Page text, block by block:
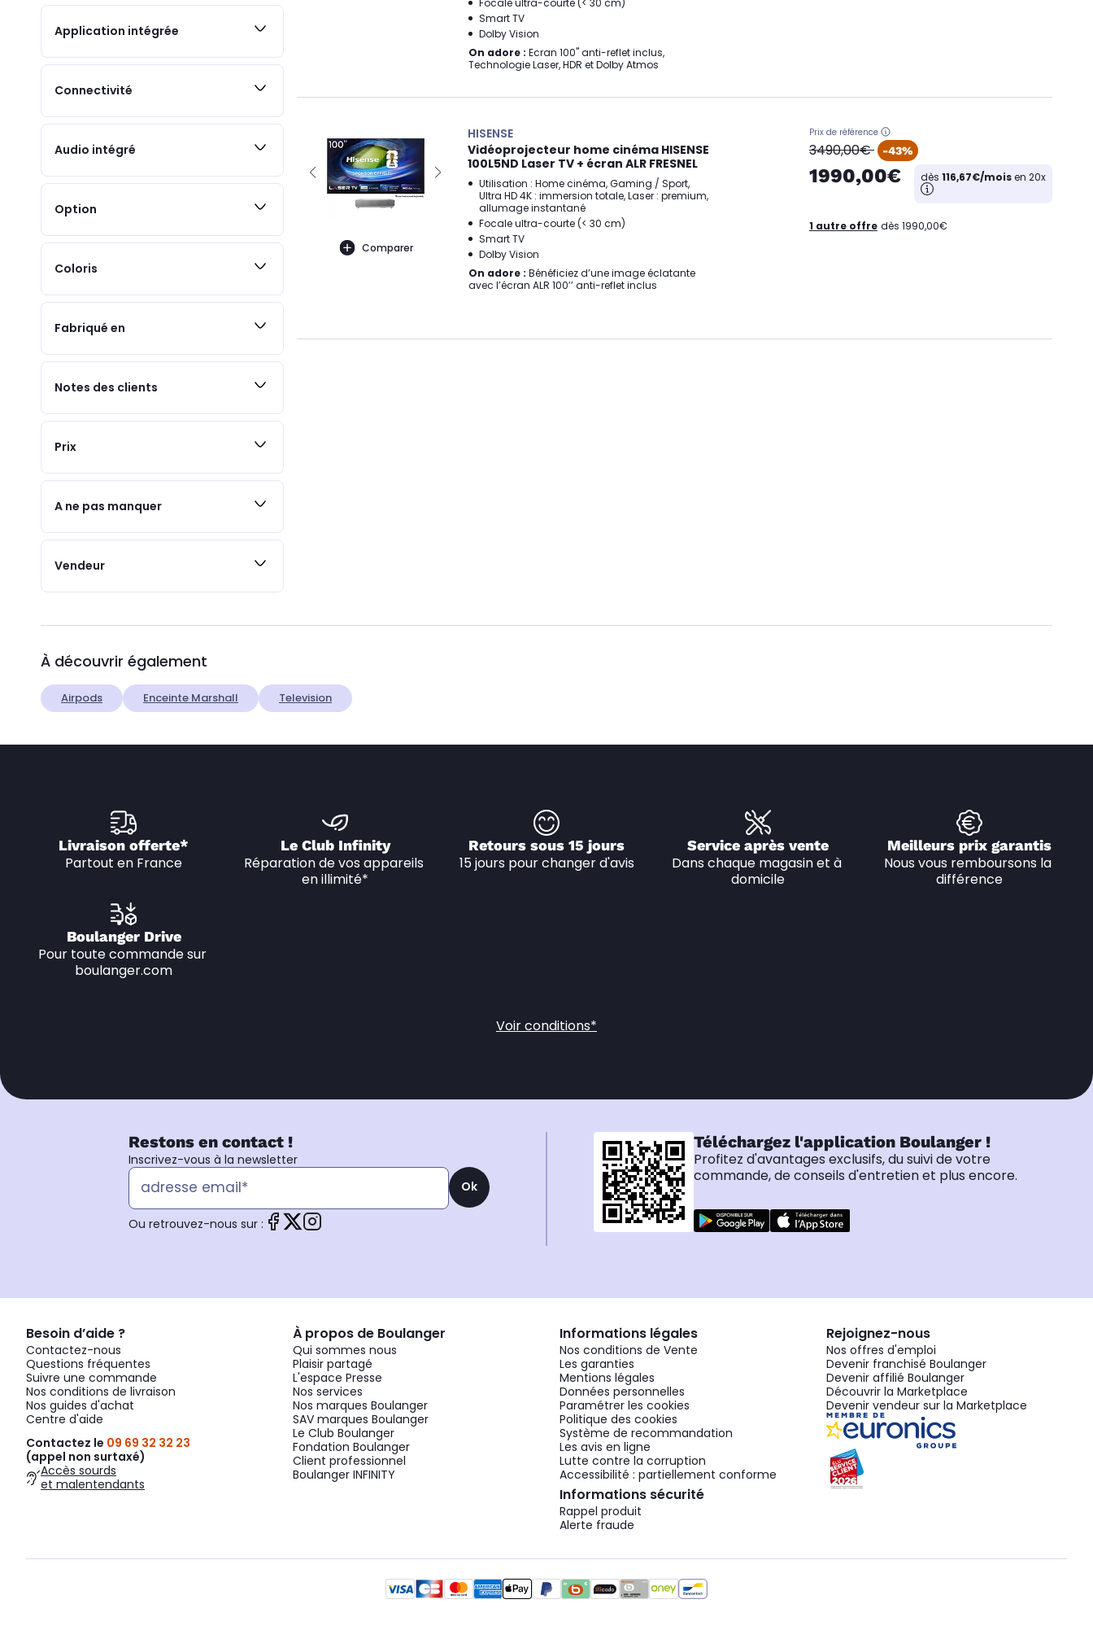
Application intégrée
Connectivité
Audio intégré
Option
Coloris
Fabriqué en
Notes des clients
Prix
A ne pas manquer
Vendeur
Focale ultra-courte (< 30 cm)
Smart TV
Dolby Vision
On adore : Ecran 100" anti-reflet inclus,
Technologie Laser, HDR et Dolby Atmos
Comparer
HISENSE
Vidéoprojecteur home cinéma HISENSE
100L5ND Laser TV + écran ALR FRESNEL
Utilisation : Home cinéma, Gaming / Sport,
Ultra HD 4K : immersion totale, Laser : premium,
allumage instantané
Focale ultra-courte (< 30 cm)
Smart TV
Dolby Vision
On adore : Bénéficiez d’une image éclatante
avec l’écran ALR 100’’ anti-reflet inclus
Prix de référence
oldPrice
3490,00€ -43%
1990,00€ dès 116,67€/moisen 20x
1 autre offre dès 1990,00€
À découvrir également
Airpods Enceinte Marshall Television
Livraison offerte*
Partout en France
Le Club Infinity
Réparation de vos appareils
en illimité*
Retours sous 15 jours
15 jours pour changer d'avis
Service après vente
Dans chaque magasin et à
domicile
Meilleurs prix garantis
Nous vous remboursons la
différence
Boulanger Drive
Pour toute commande sur
boulanger.com
Voir conditions*
Restons en contact !
Inscrivez-vous à la newsletter
Ok
Ou retrouvez-nous sur :
Téléchargez l'application Boulanger !
Profitez d'avantages exclusifs, du suivi de votre
commande, de conseils d'entretien et plus encore.
Besoin d’aide ?
Contactez-nous
Questions fréquentes
Suivre une commande
Nos conditions de livraison
Nos guides d'achat
Centre d'aide
Contactez le 09 69 32 32 23
(appel non surtaxé)
Accès sourds
et malentendants
À propos de Boulanger
Qui sommes nous
Plaisir partagé
L'espace Presse
Nos services
Nos marques Boulanger
SAV marques Boulanger
Le Club Boulanger
Fondation Boulanger
Client professionnel
Boulanger INFINITY
Informations légales
Nos conditions de Vente
Les garanties
Mentions légales
Données personnelles
Paramétrer les cookies
Politique des cookies
Système de recommandation
Les avis en ligne
Lutte contre la corruption
Accessibilité : partiellement conforme
Informations sécurité
Rappel produit
Alerte fraude
Rejoignez-nous
Nos offres d'emploi
Devenir franchisé Boulanger
Devenir affilié Boulanger
Découvrir la Marketplace
Devenir vendeur sur la Marketplace